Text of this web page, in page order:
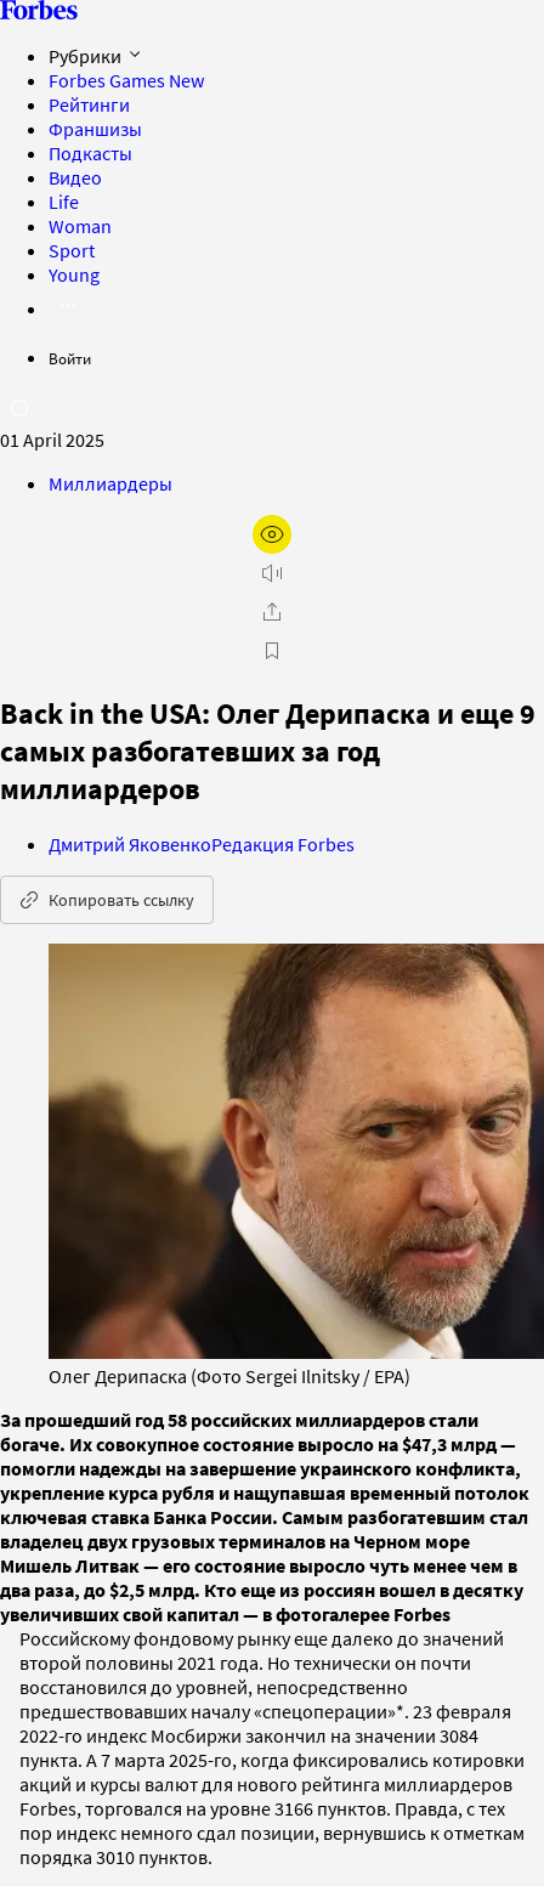
Рубрики
Forbes Games New
Рейтинги
Франшизы
Подкасты
Видео
Life
Woman
Sport
Young
Войти
01 April 2025
Миллиардеры
Back in the USA: Олег Дерипаска и еще 9
самых разбогатевших за год
миллиардеров
Дмитрий ЯковенкоРедакция Forbes
Копировать ссылку
Олег Дерипаска (Фото Sergei Ilnitsky / EPA)
За прошедший год 58 российских миллиардеров стали
богаче. Их совокупное состояние выросло на $47,3 млрд —
помогли надежды на завершение украинского конфликта,
укрепление курса рубля и нащупавшая временный потолок
ключевая ставка Банка России. Самым разбогатевшим стал
владелец двух грузовых терминалов на Черном море
Мишель Литвак — его состояние выросло чуть менее чем в
два раза, до $2,5 млрд. Кто еще из россиян вошел в десятку
увеличивших свой капитал — в фотогалерее Forbes
Российскому фондовому рынку еще далеко до значений
второй половины 2021 года. Но технически он почти
восстановился до уровней, непосредственно
предшествовавших началу «спецоперации»*. 23 февраля
2022-го индекс Мосбиржи закончил на значении 3084
пункта. А 7 марта 2025-го, когда фиксировались котировки
акций и курсы валют для нового рейтинга миллиардеров
Forbes, торговался на уровне 3166 пунктов. Правда, с тех
пор индекс немного сдал позиции, вернувшись к отметкам
порядка 3010 пунктов.